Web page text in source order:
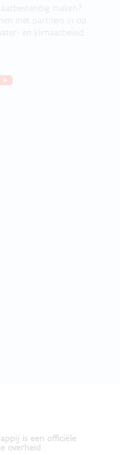
maken?
met partners in op
en klimaatbeleid.
is een officiële
overheid